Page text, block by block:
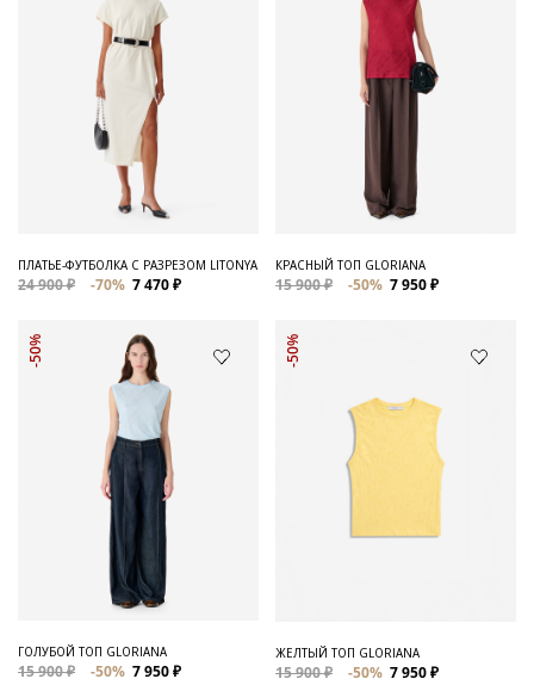
ПЛАТЬЕ-ФУТБОЛКА С РАЗРЕЗОМ LITONYA
24 900 ₽ -70% 7 470 ₽
КРАСНЫЙ ТОП GLORIANA
15 900 ₽ -50% 7 950 ₽
-50%
ГОЛУБОЙ ТОП GLORIANA
15 900 ₽ -50% 7 950 ₽
-50%
ЖЕЛТЫЙ ТОП GLORIANA
15 900 ₽ -50% 7 950 ₽